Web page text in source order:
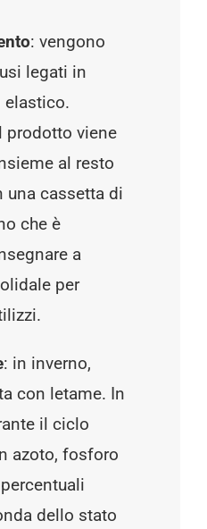
: vengono
legati in
elastico.
prodotto viene
al resto
una cassetta di
che è
a
per
: in inverno,
con letame. In
il ciclo
azoto, fosforo
dello stato